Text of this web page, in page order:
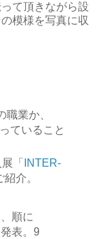
て頂きながら設
模様を写真に収
業か、
ていること
「
INTER-
紹介。
順に
表。9